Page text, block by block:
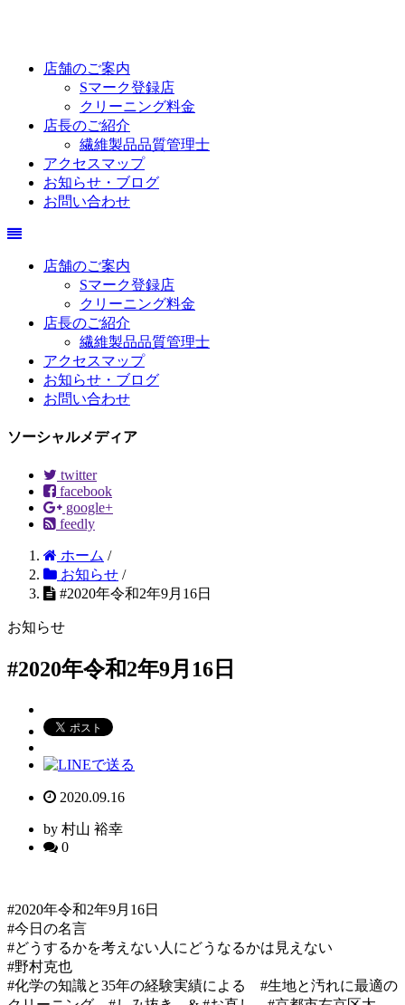
店舗のご案内
Sマーク登録店
クリーニング料金
店長のご紹介
繊維製品品質管理士
アクセスマップ
お知らせ・ブログ
お問い合わせ
店舗のご案内
Sマーク登録店
クリーニング料金
店長のご紹介
繊維製品品質管理士
アクセスマップ
お知らせ・ブログ
お問い合わせ
ソーシャルメディア
twitter
facebook
google+
feedly
ホーム /
お知らせ /
#2020年令和2年9月16日
お知らせ
#2020年令和2年9月16日
2020.09.16
by 村山 裕幸
0
#2020年令和2年9月16日
#今日の名言
#どうするかを考えない人にどうなるかは見えない
#野村克也
#化学の知識と35年の経験実績による #生地と汚れに最適の